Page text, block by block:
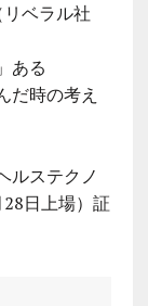
ベラル社
ある
だ時の考え
ルステクノ
日上場）証